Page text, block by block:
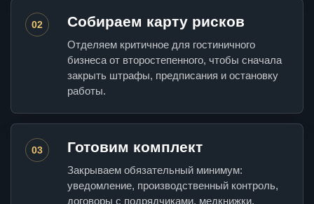
02 Собираем карту рисков
Отделяем критичное для гостиничного
бизнеса от второстепенного, чтобы сначала
закрыть штрафы, предписания и остановку
работы.
03 Готовим комплект
Закрываем обязательный минимум:
уведомление, производственный контроль,
договоры с подрядчиками, медкнижки.